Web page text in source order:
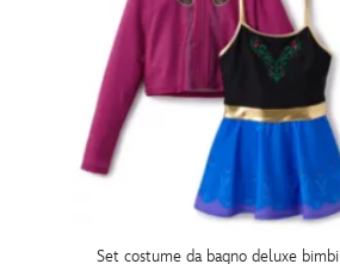
Set costume da bagno deluxe bimbi